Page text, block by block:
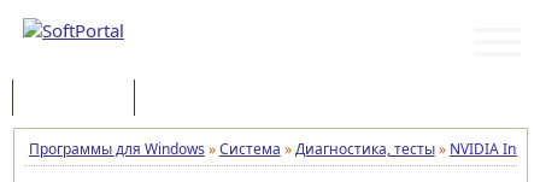
Программы для Windows »Система »Диагностика, тесты» NVIDIA